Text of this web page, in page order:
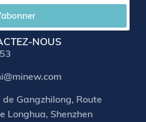
NOUS
Gangzhilong, Route
Longhua, Shenzhen